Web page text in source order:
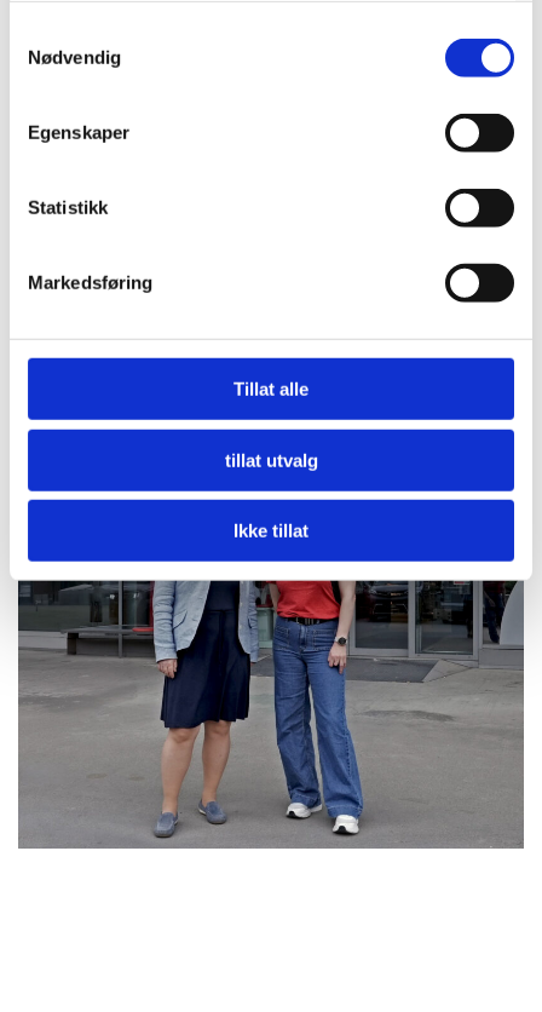
Nødvendig
Egenskaper
Statistikk
Markedsføring
Tillat alle
tillat utvalg
Ikke tillat
Nå må offentlige innkjøpere etterspørre miljø
LES MER